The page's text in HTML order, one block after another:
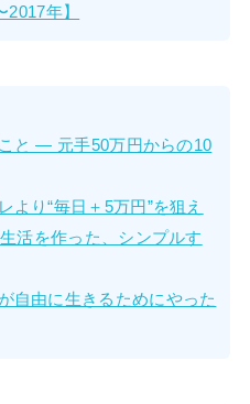
年】
と — 元手50万円からの10
り“毎日＋5万円”を狙え
活を作った、シンプルす
自由に生きるためにやった